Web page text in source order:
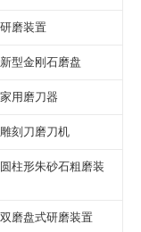
磨装置
型金刚石磨盘
用磨刀器
刻刀磨刀机
柱形朱砂石粗磨装
磨盘式研磨装置